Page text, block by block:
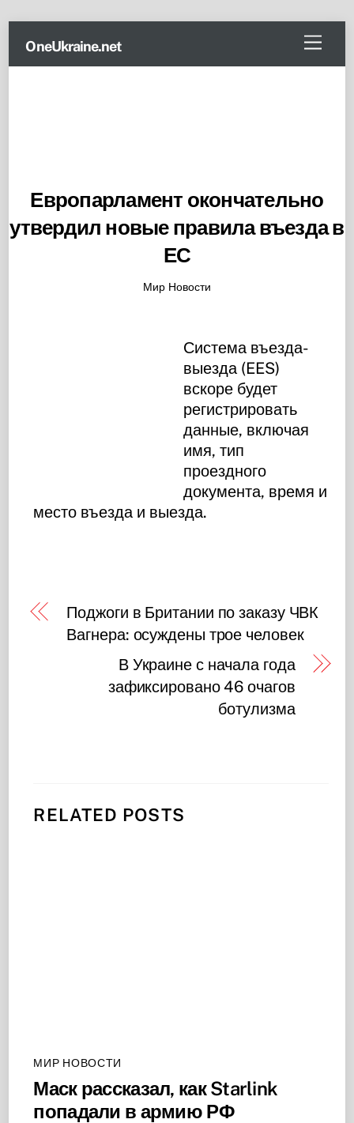
content
Menu
OneUkraine.net
Европарламент окончательно
утвердил новые правила въезда в
ЕС
Мир Новости
Система въезда-
выезда (EES)
вскоре будет
регистрировать
данные, включая
имя, тип
проездного
документа, время и
место въезда и выезда.
Поджоги в Британии по заказу ЧВК
Вагнера: осуждены трое человек
В Украине с начала года
зафиксировано 46 очагов
ботулизма
RELATED POSTS
МИР НОВОСТИ
Маск рассказал, как Starlink
попадали в армию РФ